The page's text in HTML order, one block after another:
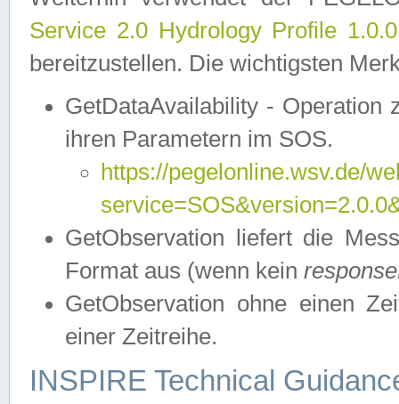
Service 2.0 Hydrology Profile
bereitzustellen. Die wichtigsten
GetDataAvailability - Operation
ihren Parametern im SOS.
https://pegelonline.wsv.de/
GetObservation liefert die
Format aus (wenn kein
GetObservation ohne einen
einer Zeitreihe.
INSPIRE Technical